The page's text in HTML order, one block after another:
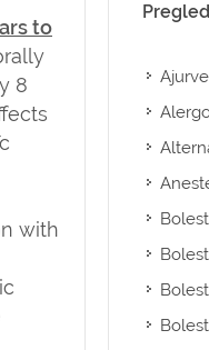
to
8
with